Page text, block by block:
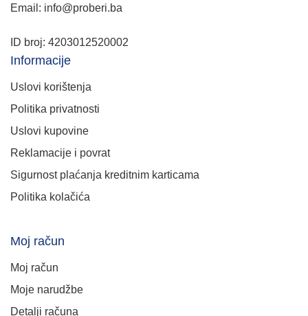
Email: info@proberi.ba
ID broj: 4203012520002
Informacije
Uslovi korištenja
Politika privatnosti
Uslovi kupovine
Reklamacije i povrat
Sigurnost plaćanja kreditnim karticama
Politika kolačića
Moj račun
Moj račun
Moje narudžbe
Detalji računa